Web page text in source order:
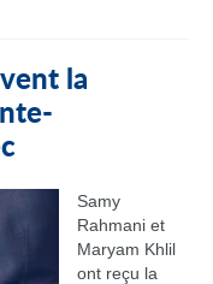
la
Samy
Rahmani et
Maryam Khlil
ont reçu la